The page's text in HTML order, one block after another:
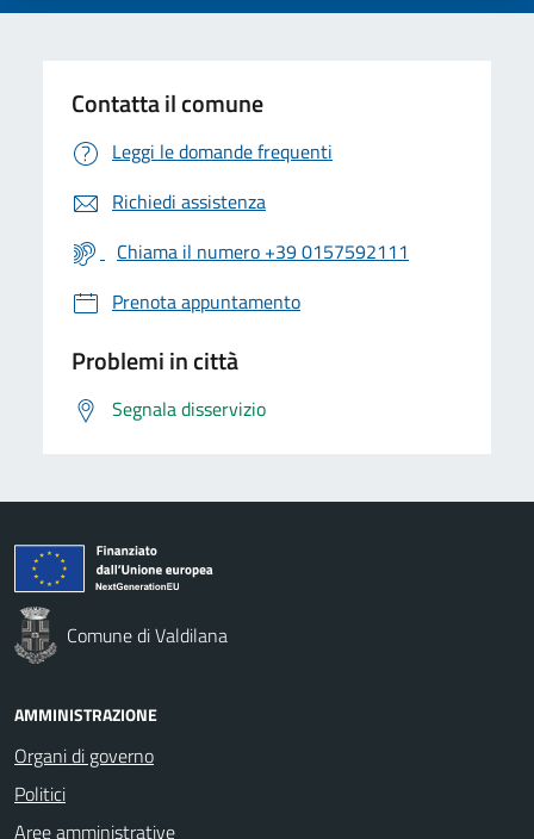
Contatta il comune
Leggi le domande frequenti
Richiedi assistenza
Chiama il numero +39 0157592111
Prenota appuntamento
Problemi in città
Segnala disservizio
Comune di Valdilana
AMMINISTRAZIONE
Organi di governo
Politici
Aree amministrative